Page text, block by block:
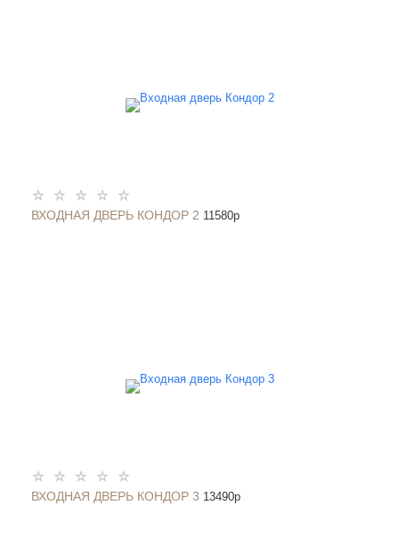
ВХОДНАЯ ДВЕРЬ КОНДОР 2 11580p
ВХОДНАЯ ДВЕРЬ КОНДОР 3 13490p